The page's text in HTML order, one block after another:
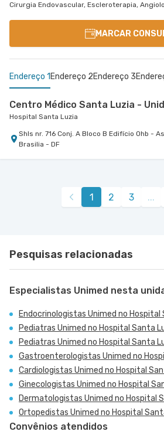
MARCAR
Endereço 1 Endereço 2Endereço 3
Centro Médico Santa Luzia -
Hospital Santa Luzia
Shls nr. 716 Conj. A Bloco B Edifício Ohb -
Brasilia - DF
Centro Médico Df Star -
Sgas nr. 915 Lote 69 Sala 107 A Centro
Advance 1 - Asa Sul, Brasilia - DF
Centro Médico Santa Helena -
Shln nr. 516 Conj. D Subsolo - Asa Norte,
1 2 3 ...
Pesquisas relacionadas
Especialistas Unimed nesta
Endocrinologistas Unimed no Hospital
Pediatras Unimed no Hospital Santa
Pediatras Unimed no Hospital Santa
Gastroenterologistas Unimed no
Cardiologistas Unimed no Hospital
Ginecologistas Unimed no Hospital
Dermatologistas Unimed no Hospital
Ortopedistas Unimed no Hospital
Convênios atendidos